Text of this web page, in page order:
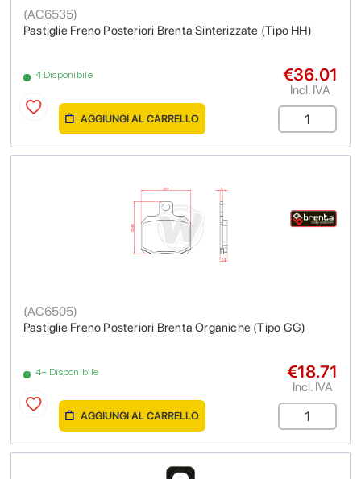
Pastiglie Freno Posteriori Brenta Sinterizzate (Tipo HH)
(AC6535)
4 Disponibile €36.01
Incl. IVA
AGGIUNGI AL CARRELLO
Pastiglie Freno Posteriori Brenta Organiche (Tipo GG)
(AC6505)
4+ Disponibile €18.71
Incl. IVA
AGGIUNGI AL CARRELLO